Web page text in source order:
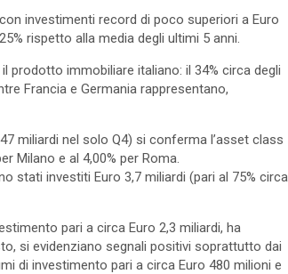
investimenti record di poco superiori a Euro
rispetto alla media degli ultimi 5 anni.
prodotto immobiliare italiano: il 34% circa degli
Francia e Germania rappresentano,
miliardi nel solo Q4) si conferma l’asset class
Milano e al 4,00% per Roma.
stati investiti Euro 3,7 miliardi (pari al 75% circa
pari a circa Euro 2,3 miliardi, ha
si evidenziano segnali positivi soprattutto dai
di investimento pari a circa Euro 480 milioni e